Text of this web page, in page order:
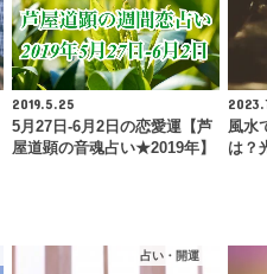
2019.5.25
5月27日-6月2日の恋愛運【芦
屋道顕の音魂占い★2019年】
風水
は？
占い・開運